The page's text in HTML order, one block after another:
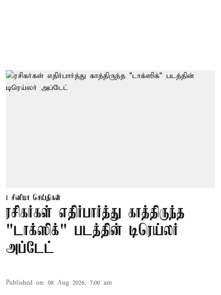
சினிமா செய்திகள்
ரசிகர்கள் எதிர்பார்த்து காத்திருந்த
"டாக்ஸிக்" படத்தின் டிரெய்லர்
அப்டேட்
Published on: 08 Aug 2026, 7:00 am